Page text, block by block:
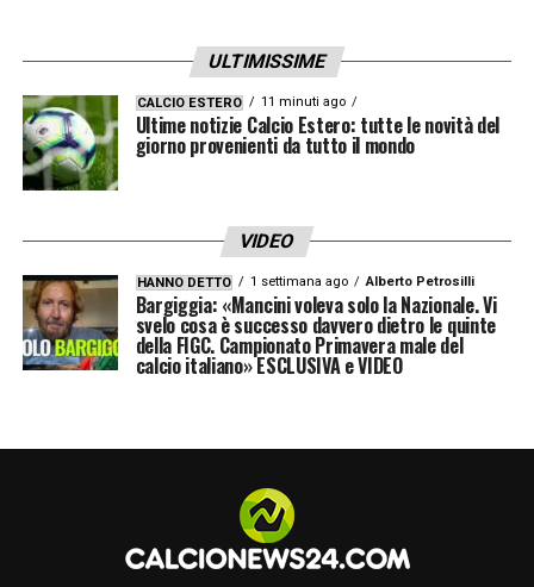
ULTIMISSIME
CALCIO ESTERO 11 minuti ago
Ultime notizie Calcio Estero: tutte le novità del
giorno provenienti da tutto il mondo
VIDEO
HANNO DETTO 1 settimana ago Alberto Petrosilli
Bargiggia: «Mancini voleva solo la Nazionale. Vi
svelo cosa è successo davvero dietro le quinte
della FIGC. Campionato Primavera male del
calcio italiano» ESCLUSIVA e VIDEO